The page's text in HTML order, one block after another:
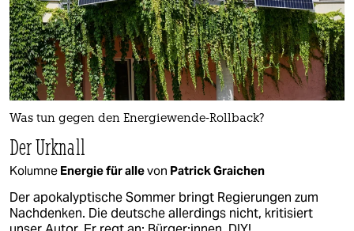
Was tun gegen den Energiewende-Rollback?
Der Urknall
Kolumne Energie für allevon Patrick Graichen
Der apokalyptische Sommer bringt Regierungen zum
Nachdenken. Die deutsche allerdings nicht, kritisiert